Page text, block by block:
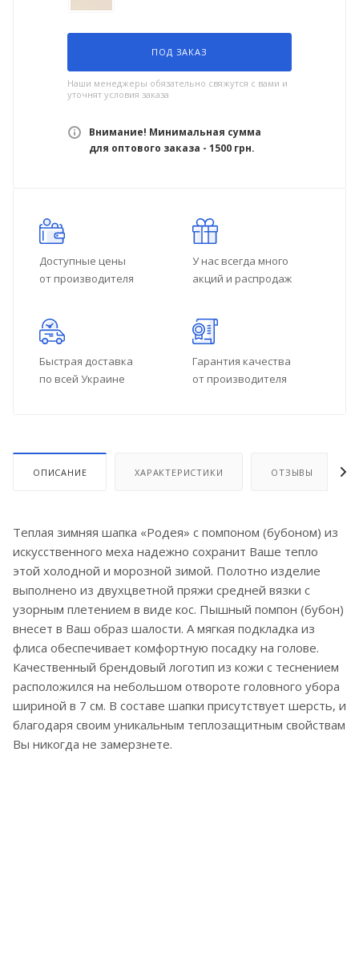
ПОД ЗАКАЗ
Наши менеджеры обязательно свяжутся с вами и
уточнят условия заказа
Внимание! Минимальная сумма
для оптового заказа - 1500 грн.
Доступные цены
от производителя
У нас всегда много
акций и распродаж
Быстрая доставка
по всей Украине
Гарантия качества
от производителя
ОПИСАНИЕ ХАРАКТЕРИСТИКИ ОТЗЫВЫ
Теплая зимняя шапка «Родея» с помпоном (бубоном) из
искусственного меха надежно сохранит Ваше тепло
этой холодной и морозной зимой. Полотно изделие
выполнено из двухцветной пряжи средней вязки с
узорным плетением в виде кос. Пышный помпон (бубон)
внесет в Ваш образ шалости. А мягкая подкладка из
флиса обеспечивает комфортную посадку на голове.
Качественный брендовый логотип из кожи с теснением
расположился на небольшом отвороте головного убора
шириной в 7 см. В составе шапки присутствует шерсть, и
благодаря своим уникальным теплозащитным свойствам
Вы никогда не замерзнете.